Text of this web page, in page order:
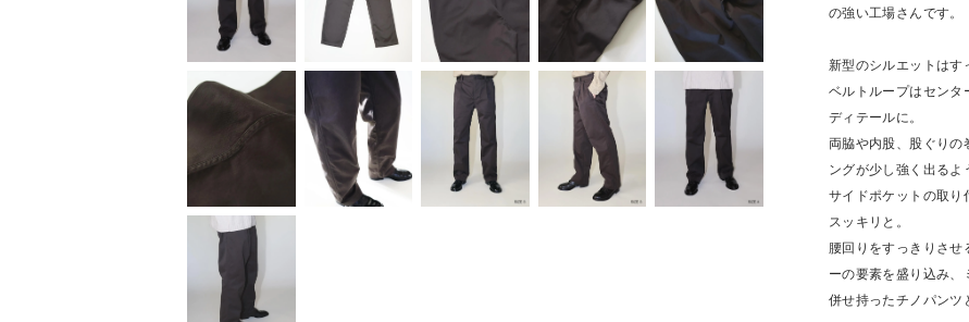
の強い工場さんです。
新型のシルエットはす
ベルトループはセンタ
ディテールに。
両脇や内股、股ぐりの
ングが少し強く出るよ
サイドポケットの取り
スッキリと。
腰回りをすっきりさ
ーの要素を盛り込み、
併せ持ったチノパンツ